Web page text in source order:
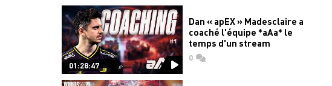
01:28:47
Dan « apEX » Madesclaire a
coaché l'équipe *aAa* le
temps d'un stream
0commentaires